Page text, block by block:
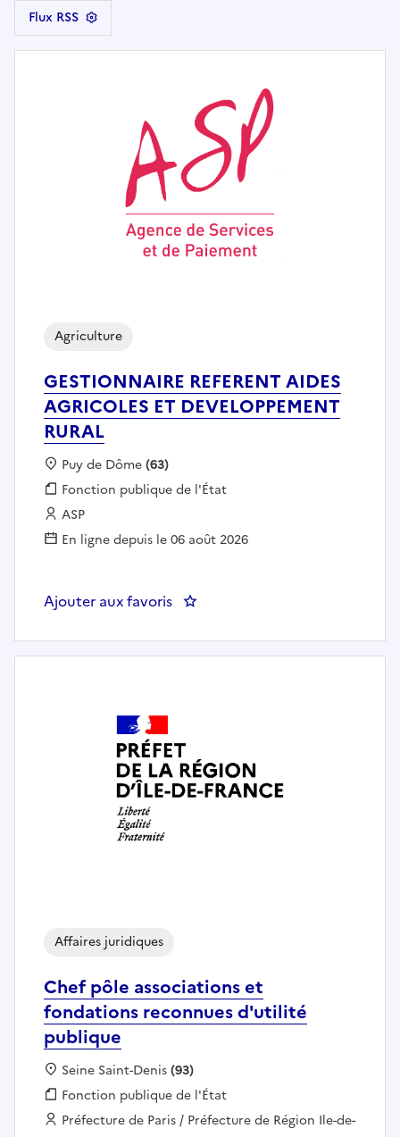
Flux RSS
GESTIONNAIRE REFERENT AIDES
AGRICOLES ET DEVELOPPEMENT
RURAL
Agriculture
Localisation :
Puy de Dôme(63)
Fonction publique :
Fonction publique de l'État
Employeur :
ASP
En ligne depuis le 06 août 2026
Ajouter aux favoris : GESTIONNAIRE REFERENT
Chef pôle associations et
fondations reconnues d'utilité
publique
Affaires juridiques
Localisation :
Seine Saint-Denis(93)
Fonction publique :
Fonction publique de l'État
Employeur :
Préfecture de Paris / Préfecture de Région Ile-de-